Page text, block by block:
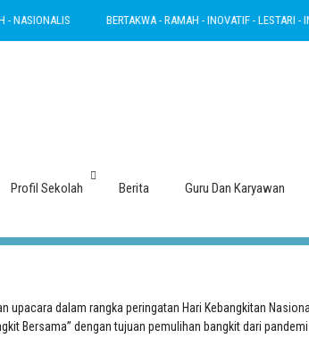
BERTAKWA - RAMAH - INOVATIF - LESTARI -
Profil Sekolah Berita Guru Dan Karyawan
Hari Kebangkitan
upacara dalam rangka peringatan Hari Kebangkitan
Bersama” dengan tujuan pemulihan bangkit dari pandemi